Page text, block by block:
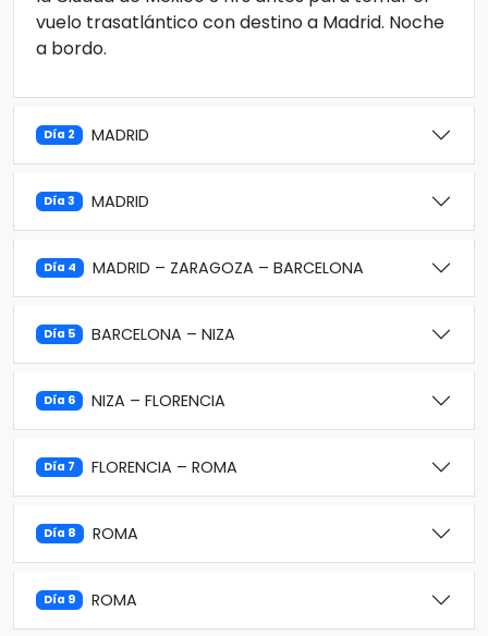
vuelo trasatlántico con destino a Madrid. Noche
a bordo.
Día 2 MADRID
Día 3 MADRID
Día 4 MADRID – ZARAGOZA – BARCELONA
Día 5 BARCELONA – NIZA
Día 6 NIZA – FLORENCIA
Día 7 FLORENCIA – ROMA
Día 8 ROMA
Día 9 ROMA